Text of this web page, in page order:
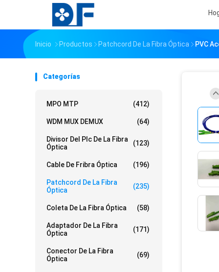
Inicio Productos Patchcord De La Fibra Óptica PVC
Categorías
MPO MTP (412)
WDM MUX DEMUX (64)
Divisor Del Plc De La Fibra
Óptica
(123)
Cable De Fribra Óptica (196)
Patchcord De La Fibra
Óptica
(235)
Coleta De La Fibra Óptica (58)
Adaptador De La Fibra
Óptica
(171)
Conector De La Fibra
Óptica
(69)